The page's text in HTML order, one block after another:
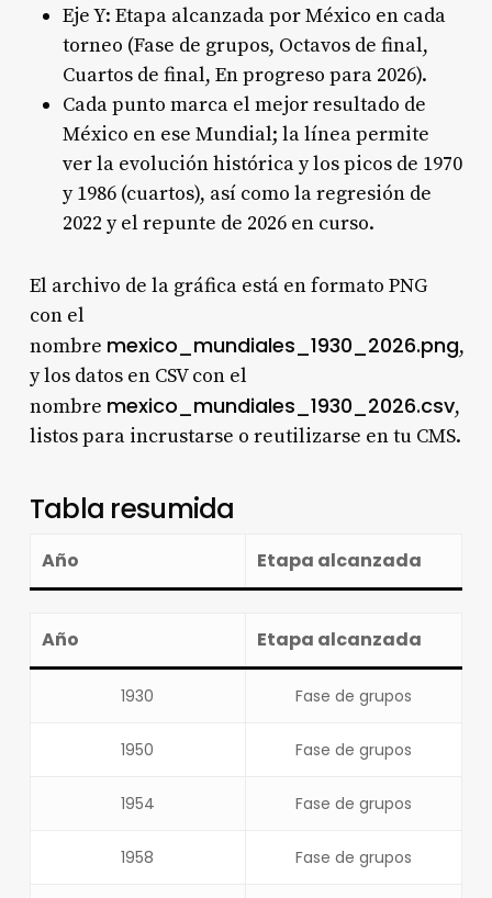
Eje Y: Etapa alcanzada por México en cada
torneo (Fase de grupos, Octavos de final,
Cuartos de final, En progreso para 2026).
Cada punto marca el mejor resultado de
México en ese Mundial; la línea permite
ver la evolución histórica y los picos de 1970
y 1986 (cuartos), así como la regresión de
2022 y el repunte de 2026 en curso.
El archivo de la gráfica está en formato PNG
con el
nombre mexico_mundiales_1930_2026.png,
y los datos en CSV con el
nombre mexico_mundiales_1930_2026.csv,
listos para incrustarse o reutilizarse en tu CMS.
Tabla resumida
Año Etapa alcanzada
Año Etapa alcanzada
1930 Fase de grupos
1950 Fase de grupos
1954 Fase de grupos
1958 Fase de grupos